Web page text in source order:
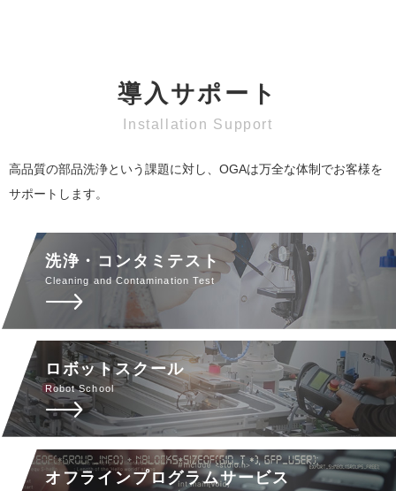
導入サポート
高品質の部品洗浄という課題に対し、OGAは万全な体制でお客様を
サポートします。
洗浄・コンタミテスト
ロボットスクール
オフラインプログラムサービス